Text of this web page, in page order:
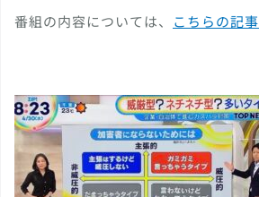
番組の内容については、 こちらの記事